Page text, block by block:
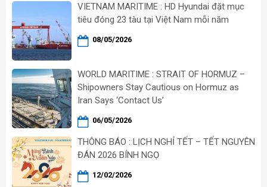
VIETNAM MARITIME : HD Hyundai đặt mục
tiêu đóng 23 tàu tại Việt Nam mỗi năm
08/05/2026
WORLD MARITIME : STRAIT OF HORMUZ –
Shipowners Stay Cautious on Hormuz as
Iran Says ‘Contact Us’
06/05/2026
THÔNG BÁO : LỊCH NGHỈ TẾT – TẾT NGUYÊN
ĐÁN 2026 BÍNH NGỌ
12/02/2026